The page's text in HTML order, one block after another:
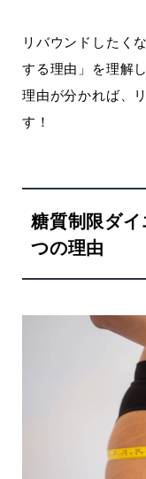
リバウンドしたく
する理由」を理解
理由が分かれば、
す！
糖質制限ダ
つの理由